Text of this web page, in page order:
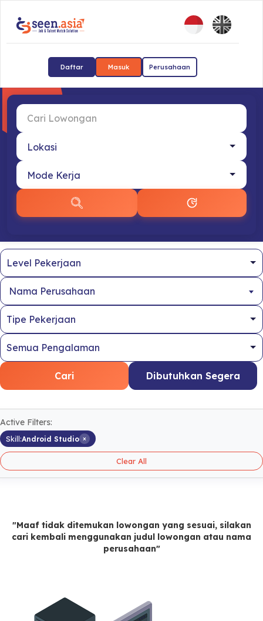
Daftar Masuk Perusahaan
Nama Perusahaan
Cari Dibutuhkan Segera
Active Filters:
Skill:Android Studio ×
Clear All
"Maaf tidak ditemukan lowongan yang sesuai, silakan
cari kembali menggunakan judul lowongan atau nama
perusahaan"